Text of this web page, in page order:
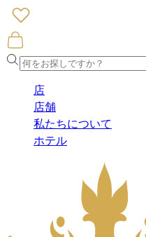
を
く
カ
ー
ト
店
店舗
私たちについて
ホテル